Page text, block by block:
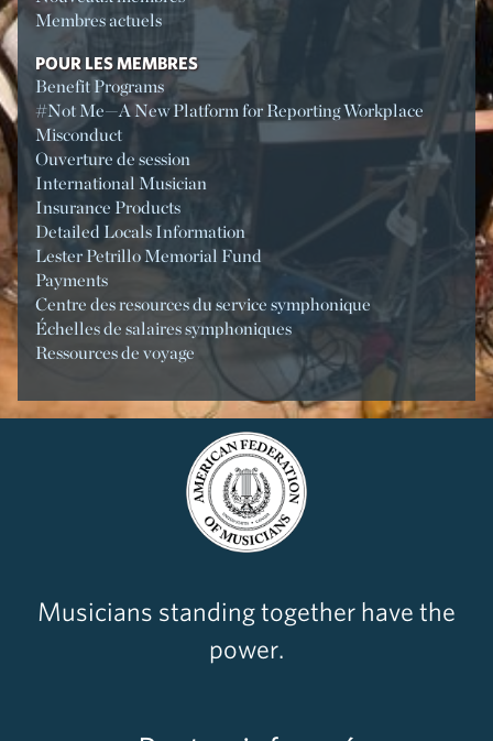
Membres actuels
POUR LES MEMBRES
Benefit Programs
#Not Me—A New Platform for Reporting Workplace
Misconduct
Ouverture de session
International Musician
Insurance Products
Detailed Locals Information
Lester Petrillo Memorial Fund
Payments
Centre des resources du service symphonique
Échelles de salaires symphoniques
Ressources de voyage
Musicians standing together have the
power.